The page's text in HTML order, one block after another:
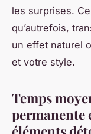
les surprises.
qu’autrefois,
un effet naturel
et votre style.
Temps
permanente